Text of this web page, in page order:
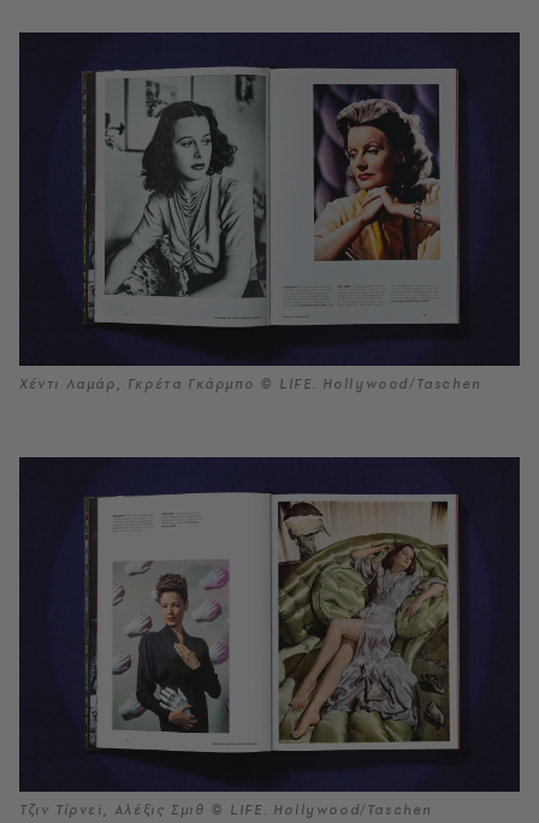
Χέντι Λαμάρ, Γκρέτα Γκάρμπο © LIFE. Hollywood/Taschen
Τζιν Τίρνεϊ, Αλέξις Σμιθ © LIFE. Hollywood/Taschen